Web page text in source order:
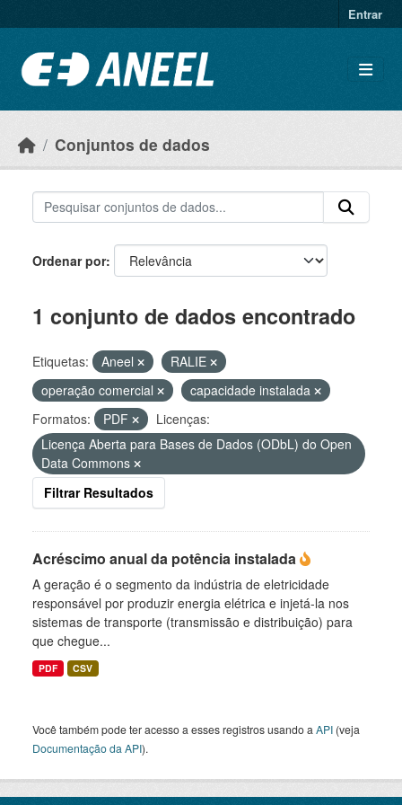
Entrar
Conjuntos de dados
Ordenar por
1 conjunto de dados encontrado
Etiquetas: Aneel
RALIE
operação comercial
capacidade instalada
Formatos:
PDF
Licenças:
Licença Aberta para Bases de Dados (ODbL) do Open
Data Commons
Filtrar Resultados
Acréscimo anual da potência instalada
A geração é o segmento da indústria de eletricidade
responsável por produzir energia elétrica e injetá-la nos
sistemas de transporte (transmissão e distribuição) para
que chegue...
PDF CSV
Você também pode ter acesso a esses registros usando a API (veja
Documentação da API).